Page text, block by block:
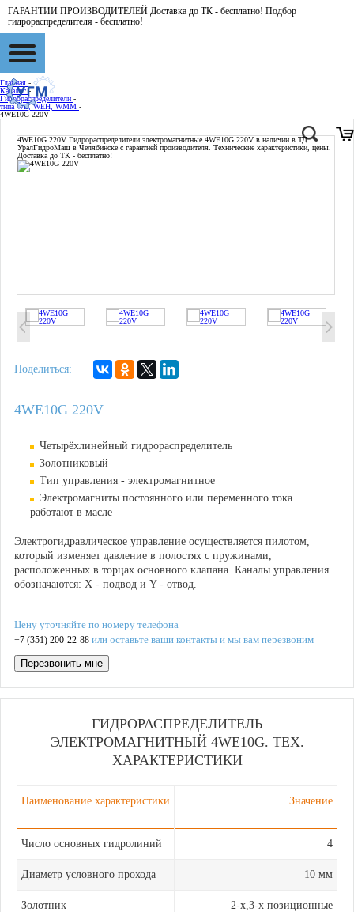
ГАРАНТИИ ПРОИЗВОДИТЕЛЕЙ Доставка до ТК - бесплатно! Подбор
гидрораспределителя - бесплатно!
Главная -
Каталог -
Гидрораспределители -
типа WE, WEH, WMM -
4WE10G 220V
4WE10G 220V Гидрораспределители электромагнитные 4WE10G 220V в наличии в ТД
УралГидроМаш в Челябинске с гарантией производителя. Технические характеристики, цены.
Доставка до ТК - бесплатно!
Поделиться:
4WE10G 220V
Четырёхлинейный гидрораспределитель
Золотниковый
Тип управления - электромагнитное
Электромагниты постоянного или переменного тока
работают в масле
Электрогидравлическое управление осуществляется пилотом,
который изменяет давление в полостях с пружинами,
расположенных в торцах основного клапана. Каналы управления
обозначаются: X - подвод и Y - отвод.
Цену уточняйте по номеру телефона
+7 (351) 200-22-88 или оставьте ваши контакты и мы вам перезвоним
Перезвонить мне
ГИДРОРАСПРЕДЕЛИТЕЛЬ
ЭЛЕКТРОМАГНИТНЫЙ 4WE10G. ТЕХ.
ХАРАКТЕРИСТИКИ
Наименование характеристики Значение
Число основных гидролиний 4
Диаметр условного прохода 10 мм
Золотник 2-х,3-х позиционные